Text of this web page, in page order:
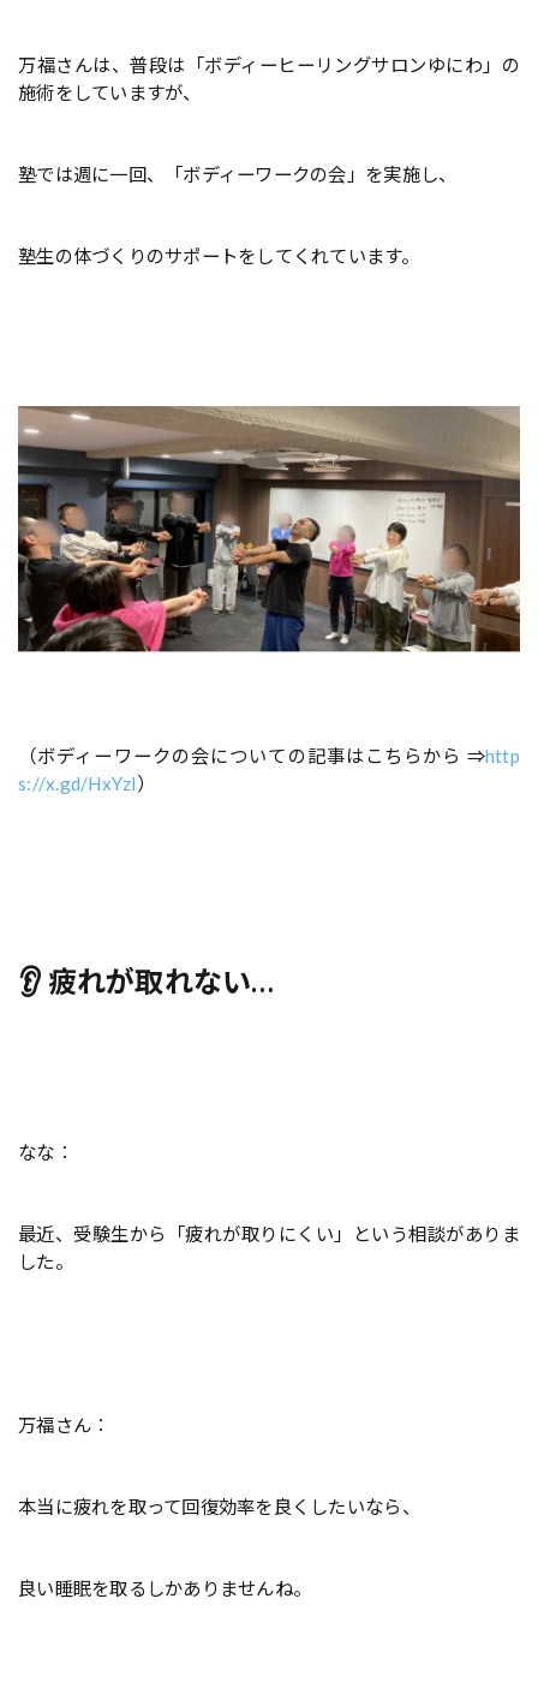
万福さんは、普段は「ボディーヒーリングサロンゆにわ」の
施術をしていますが、
塾では週に一回、「ボディーワークの会」を実施し、
塾生の体づくりのサポートをしてくれています。
（ボディーワークの会についての記事はこちらから ⇒http
s://x.gd/HxYzl）
👂 疲れが取れない…
なな：
最近、受験生から「疲れが取りにくい」という相談がありま
した。
万福さん：
本当に疲れを取って回復効率を良くしたいなら、
良い睡眠を取るしかありませんね。